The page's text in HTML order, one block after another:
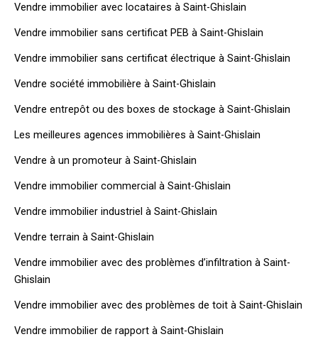
Vendre immobilier avec locataires à Saint-Ghislain
Vendre immobilier sans certificat PEB à Saint-Ghislain
Vendre immobilier sans certificat électrique à Saint-Ghislain
Vendre société immobilière à Saint-Ghislain
Vendre entrepôt ou des boxes de stockage à Saint-Ghislain
Les meilleures agences immobilières à Saint-Ghislain
Vendre à un promoteur à Saint-Ghislain
Vendre immobilier commercial à Saint-Ghislain
Vendre immobilier industriel à Saint-Ghislain
Vendre terrain à Saint-Ghislain
Vendre immobilier avec des problèmes d’infiltration à Saint-
Ghislain
Vendre immobilier avec des problèmes de toit à Saint-Ghislain
Vendre immobilier de rapport à Saint-Ghislain